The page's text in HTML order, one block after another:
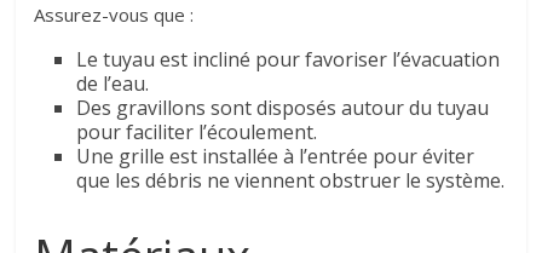
Assurez-vous que :
Le tuyau est incliné pour favoriser l’évacuation
de l’eau.
Des gravillons sont disposés autour du tuyau
pour faciliter l’écoulement.
Une grille est installée à l’entrée pour éviter
que les débris ne viennent obstruer le système.